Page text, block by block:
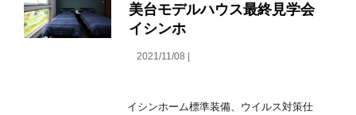
美台モデルハウス最終見学会
イシンホ
2021/11/08 |
イシンホーム標準装備、ウイルス対策仕